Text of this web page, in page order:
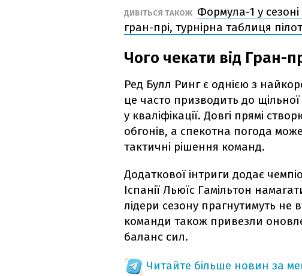
ДИВІТЬСЯ ТАКОЖ Формула-1 у сезоні
гран-прі, турнірна таблиця
Чого чекати від Гран-
Ред Булл Ринг є однією з
це часто призводить до
у кваліфікації. Довгі прямі
обгонів, а спекотна погода
тактичні рішення команд.
Додаткової інтриги додає
Іспанії Льюїс Гамільтон
лідери сезону прагнутимуть не
команди також привезли
баланс сил.
Читайте більше новин за